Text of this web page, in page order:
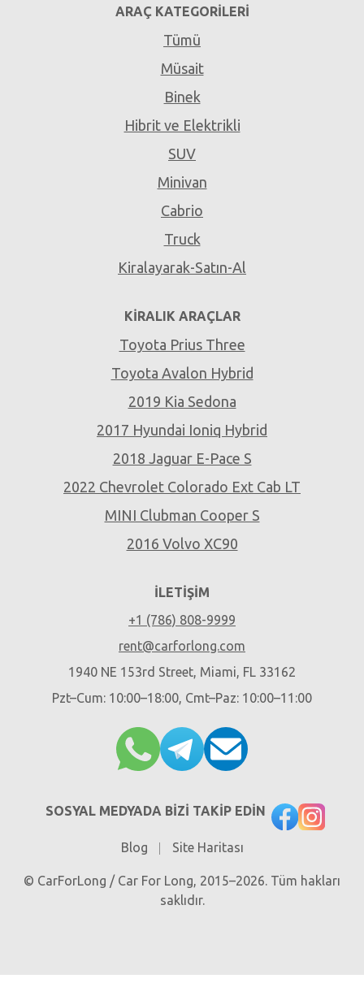
ARAÇ KATEGORILERI
Tümü
Müsait
Binek
Hibrit ve Elektrikli
SUV
Minivan
Cabrio
Truck
Kiralayarak-Satın-Al
KIRALIK ARAÇLAR
Toyota Prius Three
Toyota Avalon Hybrid
2019 Kia Sedona
2017 Hyundai Ioniq Hybrid
2018 Jaguar E-Pace S
2022 Chevrolet Colorado Ext Cab LT
MINI Clubman Cooper S
2016 Volvo XC90
İLETIŞIM
+1 (786) 808-9999
rent@carforlong.com
1940 NE 153rd Street, Miami, FL 33162
Pzt–Cum: 10:00–18:00, Cmt–Paz: 10:00–11:00
SOSYAL MEDYADA BIZI TAKIP EDIN
Blog Site Haritası
© CarForLong / Car For Long, 2015–2026. Tüm hakları
saklıdır.